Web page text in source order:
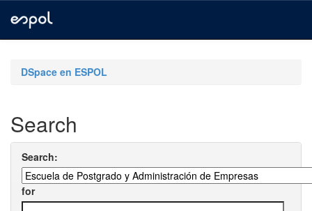
navigationDSpace en ESPOL
Search
Search:
for